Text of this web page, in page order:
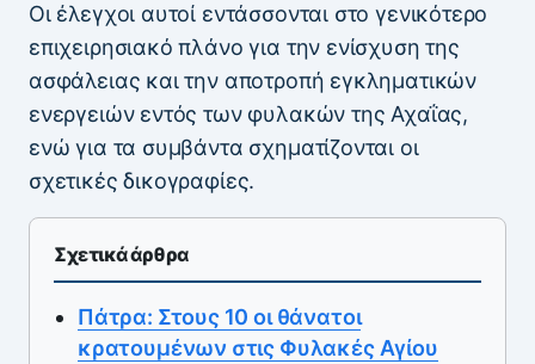
Οι έλεγχοι αυτοί εντάσσονται στο γενικότερο
επιχειρησιακό πλάνο για την ενίσχυση της
ασφάλειας και την αποτροπή εγκληματικών
ενεργειών εντός των φυλακών της Αχαΐας,
ενώ για τα συμβάντα σχηματίζονται οι
σχετικές δικογραφίες.
Σχετικά άρθρα
Πάτρα: Στους 10 οι θάνατοι
κρατουμένων στις Φυλακές Αγίου